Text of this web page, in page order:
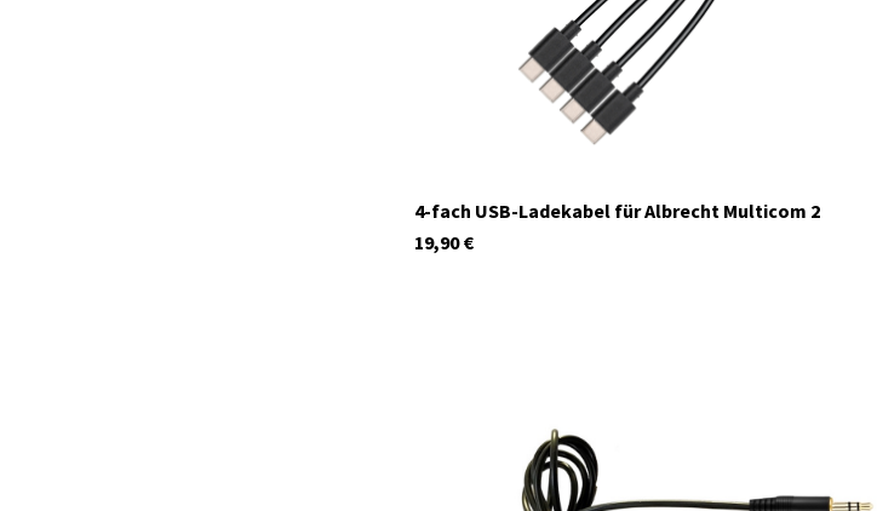
4-fach USB-Ladekabel für Albrecht Multicom 2
€
19,90